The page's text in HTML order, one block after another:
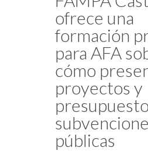
ofrece una
formación
para AFA
cómo
proyectos y
públicas